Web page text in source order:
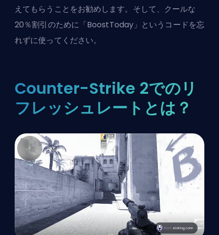
えてもらうことをお勧めします。そして、クールな
20％割引のために「BoostToday」というコードを忘
れずに使ってください。
Counter-Strike 2でのリ
フレッシュレートとは？